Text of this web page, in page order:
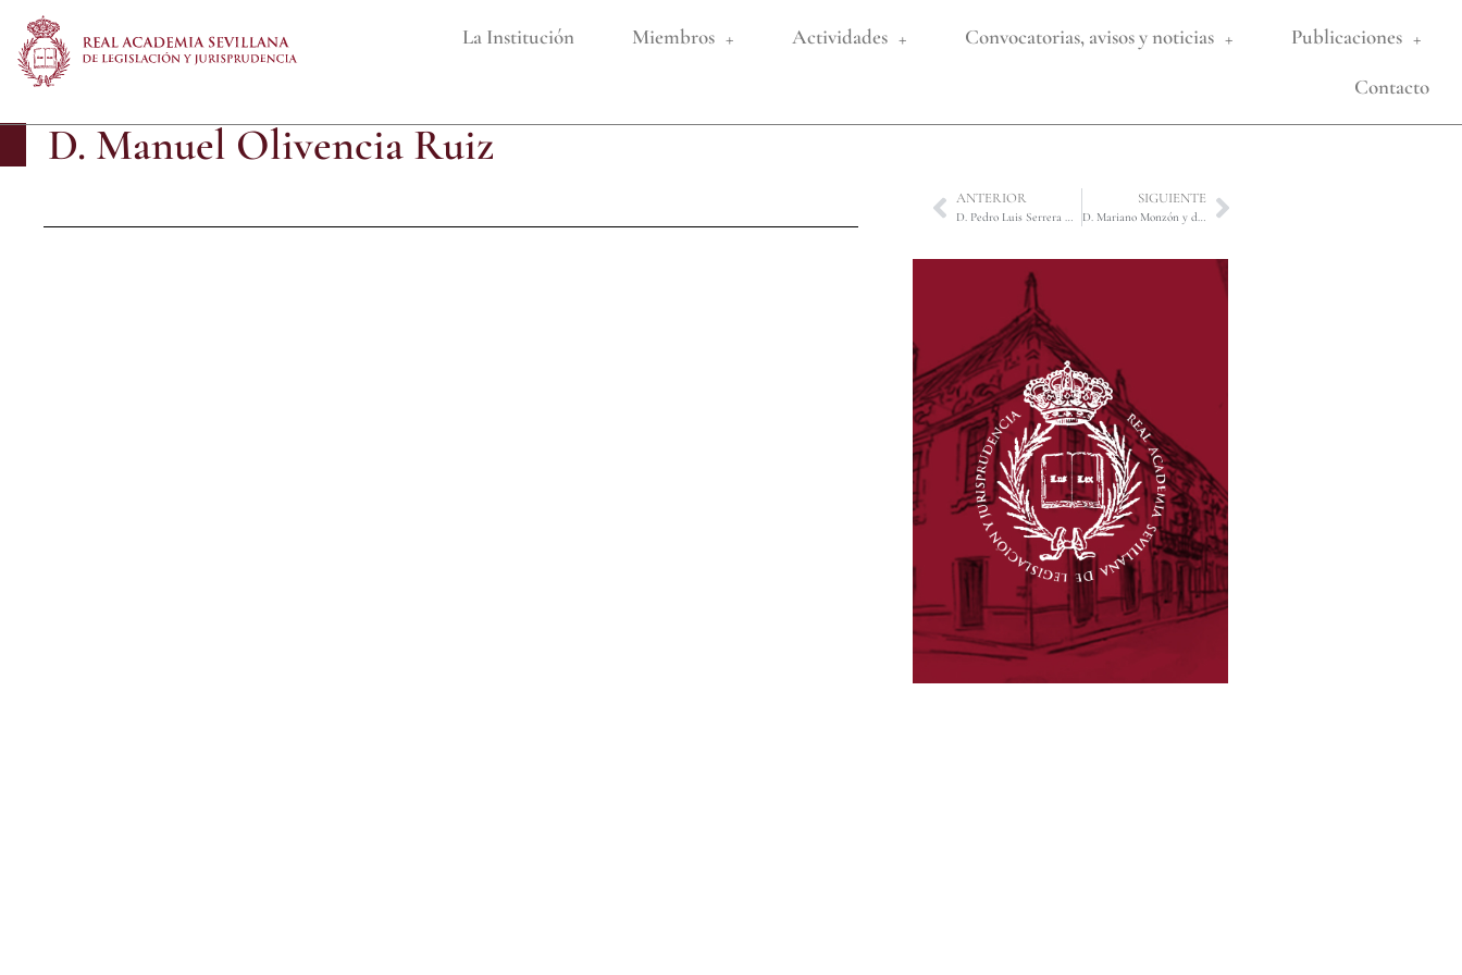
La Institución Miembros Actividades Convocatorias, avisos y noticias
Publicaciones
Contacto
D. Manuel Olivencia Ruiz
ANTERIOR
D. Pedro Luis Serrera Contreras
SIGUIENTE
D. Mariano Monzón y de Aragón